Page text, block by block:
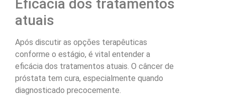
Eficácia dos tratamentos
atuais
Após discutir as opções terapêuticas
conforme o estágio, é vital entender a
eficácia dos tratamentos atuais. O câncer de
próstata tem cura, especialmente quando
diagnosticado precocemente.